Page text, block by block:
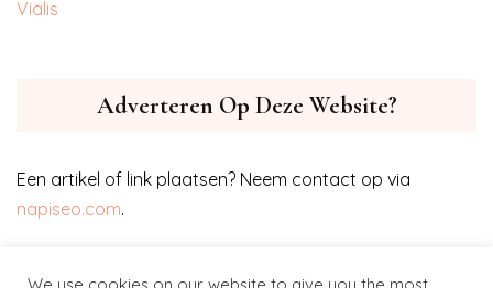
‎Vialis
Adverteren Op Deze Website?
Een artikel of link plaatsen? Neem contact op via
napiseo.com.